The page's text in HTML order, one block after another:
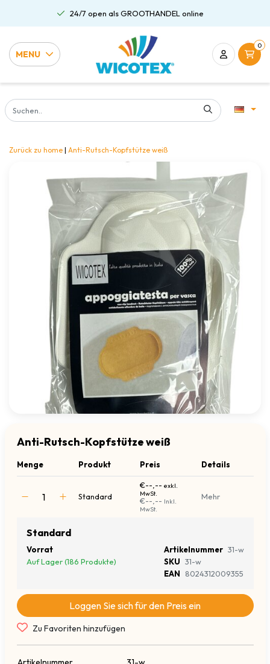
24/7 open als GROOTHANDEL online
MENU
0
Zurück zu home | Anti-Rutsch-Kopfstütze weiß
Anti-Rutsch-Kopfstütze weiß
Menge Produkt Preis Details
Standard
€--,-- exkl.
MwSt.
€--,-- Inkl.
MwSt.
Mehr
Standard
Vorrat
Auf Lager (186 Produkte)
Artikelnummer 31-w
SKU 31-w
EAN
8024312009355
Loggen Sie sich für den Preis ein
Zu Favoriten hinzufügen